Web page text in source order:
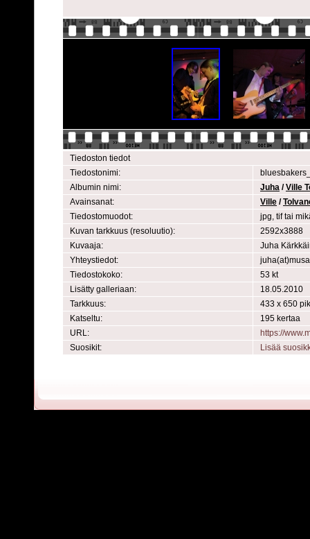
Tiedoston tiedot
Tiedostonimi:
Albumin nimi:
Juha /Ville
Avainsanat:
Ville /
Tiedostomuodot:
jpg, tif tai
Kuvan tarkkuus (resoluutio):
2592x3888
Kuvaaja:
Juha
Yhteystiedot:
Tiedostokoko:
53 kt
Lisätty galleriaan:
18.05.2010
Tarkkuus:
433 x 650
Katseltu:
195 kertaa
URL:
https://
Suosikit:
Lisää